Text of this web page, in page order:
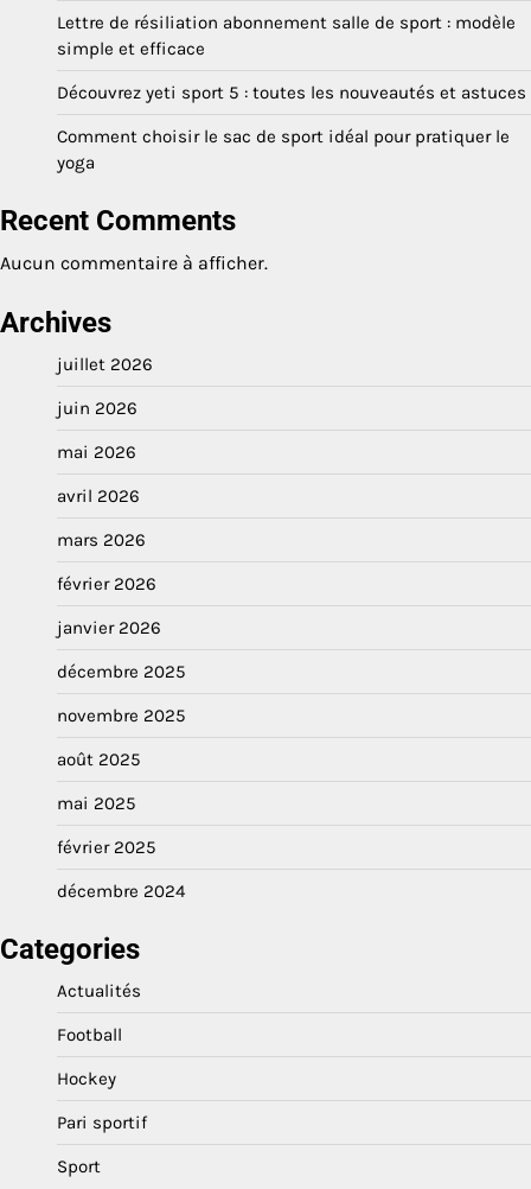
Lettre de résiliation abonnement salle de sport : modèle
simple et efficace
Découvrez yeti sport 5 : toutes les nouveautés et astuces
Comment choisir le sac de sport idéal pour pratiquer le
yoga
Recent Comments
Aucun commentaire à afficher.
Archives
juillet 2026
juin 2026
mai 2026
avril 2026
mars 2026
février 2026
janvier 2026
décembre 2025
novembre 2025
août 2025
mai 2025
février 2025
décembre 2024
Categories
Actualités
Football
Hockey
Pari sportif
Sport